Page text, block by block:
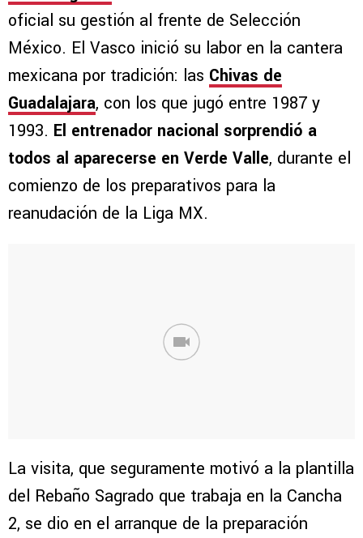
oficial su gestión al frente de Selección
México. El Vasco inició su labor en la cantera
mexicana por tradición: las Chivas de
Guadalajara, con los que jugó entre 1987 y
1993. El entrenador nacional sorprendió a
todos al aparecerse en Verde Valle, durante el
comienzo de los preparativos para la
reanudación de la Liga MX.
La visita, que seguramente motivó a la plantilla
del Rebaño Sagrado que trabaja en la Cancha
2, se dio en el arranque de la preparación